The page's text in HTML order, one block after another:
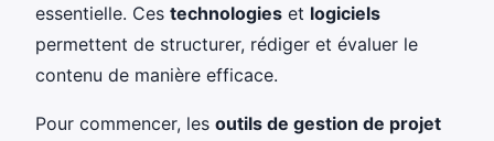
essentielle. Ces technologies et logiciels
permettent de structurer, rédiger et évaluer le
contenu de manière efficace.
Pour commencer, les outils de gestion de projet